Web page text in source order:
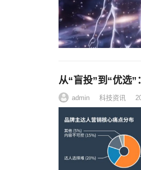
从“盲投”到“优选
admin 科技资讯